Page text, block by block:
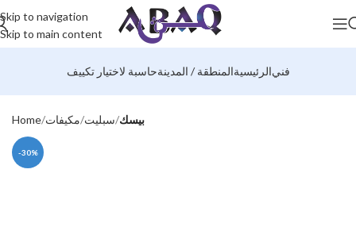
Skip to navigation
Skip to main content
حاسبة لاختيار تكييفالمنطقة / المدينةالرئيسيةفني
Home مكيفات سبليت بيسك
-30%